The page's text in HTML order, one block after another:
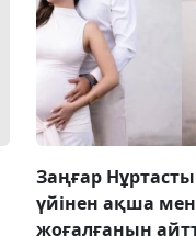
Заңғар
үйінен ақша
жоғалғанын